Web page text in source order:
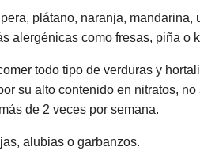
plátano, naranja,
alergénicas como fresas, piña o
todo tipo de verduras y
su alto contenido en nitratos,
de 2 veces por semana.
alubias o garbanzos.